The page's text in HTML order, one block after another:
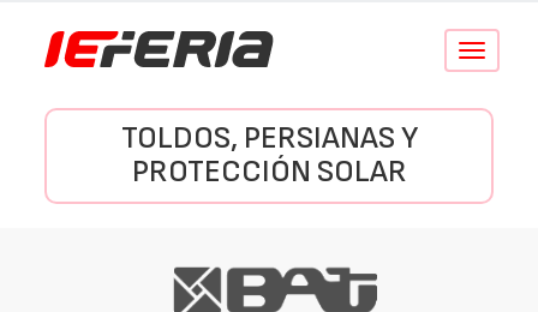
Conmutar
TOLDOS, PERSIANAS Y
PROTECCIÓN SOLAR